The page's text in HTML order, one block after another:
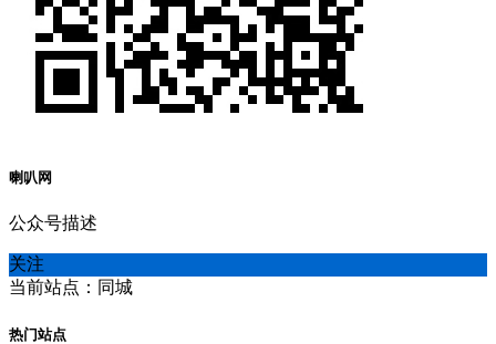
喇叭网
公众号描述
关注
当前站点：同城
热门站点